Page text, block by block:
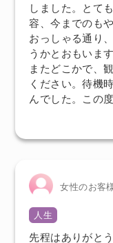
しました。とて
容、今までのも
おっしゃる通り
うかとおもいま
またどこかで、
ください。待機
んでした。この
女性のお客
人生
先程はありがと